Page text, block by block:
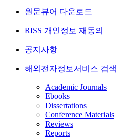
원문뷰어 다운로드
RISS 개인정보 재동의
공지사항
해외전자정보서비스 검색
Academic Journals
Ebooks
Dissertations
Conference Materials
Reviews
Reports